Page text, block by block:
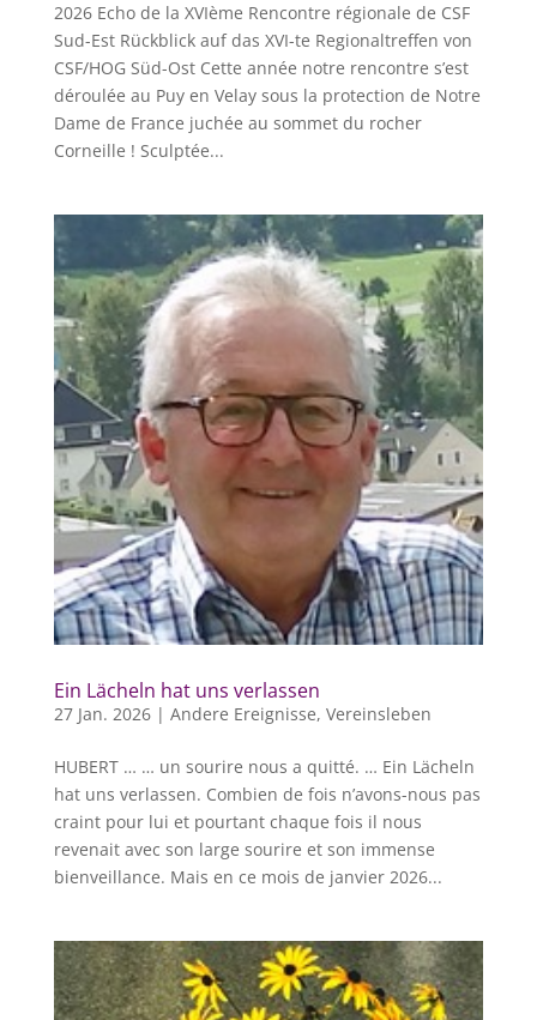
2026 Echo de la XVIème Rencontre régionale de CSF
Sud-Est Rückblick auf das XVI-te Regionaltreffen von
CSF/HOG Süd-Ost Cette année notre rencontre s’est
déroulée au Puy en Velay sous la protection de Notre
Dame de France juchée au sommet du rocher
Corneille ! Sculptée...
Ein Lächeln hat uns verlassen
27 Jan. 2026| Andere Ereignisse, Vereinsleben
HUBERT … … un sourire nous a quitté. … Ein Lächeln
hat uns verlassen. Combien de fois n’avons-nous pas
craint pour lui et pourtant chaque fois il nous
revenait avec son large sourire et son immense
bienveillance. Mais en ce mois de janvier 2026...